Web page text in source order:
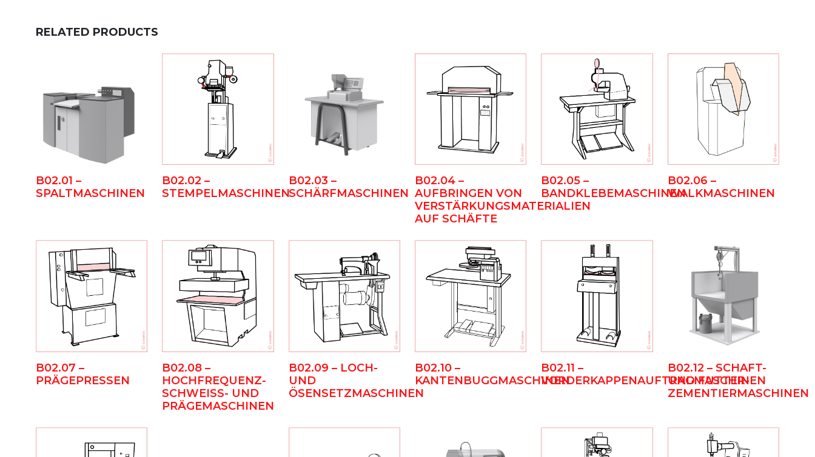
RELATED PRODUCTS
B02.01 –
SPALTMASCHINEN
B02.02 –
STEMPELMASCHINEN
B02.03 –
SCHÄRFMASCHINEN
B02.04 –
AUFBRINGEN VON
VERSTÄRKUNGSMATERIALIEN
AUF SCHÄFTE
B02.05 –
BANDKLEBEMASCHINEN
B02.06 –
WALKMASCHINEN
B02.07 –
PRÄGEPRESSEN
B02.08 –
HOCHFREQUENZ-
SCHWEISS- UND P
RÄGEMASCHINEN
B02.09 – LOCH-
UND
ÖSENSETZMASCHINEN
B02.10 –
KANTENBUGGMASCHINEN
B02.11 –
VORDERKAPPENAUFTRAGMASCHINEN
B02.12 – SCHAFT-
UND FUTTER-
ZEMENTIERMASCHINEN